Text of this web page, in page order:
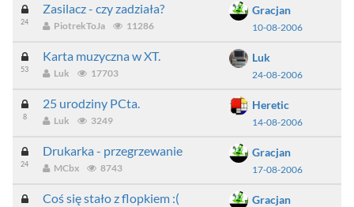
24
Zasilacz - czy zadziała?
PiotrekToJa 11286
Gracjan
10-08-2006
53
Karta muzyczna w XT.
Luk 17703
Luk
24-08-2006
8
25 urodziny PCta.
Luk 3249
Heretic
14-08-2006
24
Drukarka - przegrzewanie
MCbx 8743
Gracjan
17-08-2006
Coś się stało z flopkiem :( Gracjan